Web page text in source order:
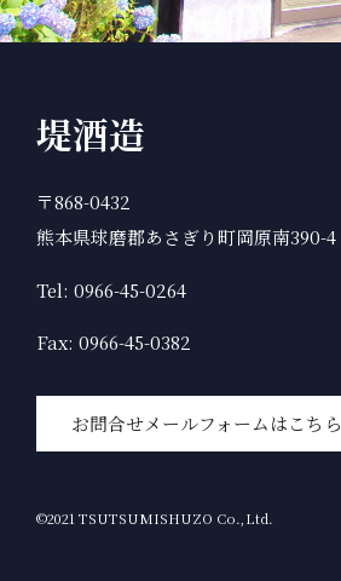
堤酒造
〒868-0432
熊本県球磨郡あさぎり町岡原南390-4
Tel: 0966-45-0264
Fax: 0966-45-0382
お問合せメールフォームはこちら
©2021 TSUTSUMISHUZO Co.,Ltd.